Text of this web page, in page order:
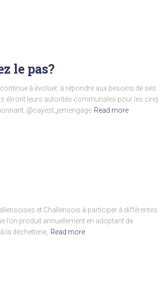
le pas?
à évoluer, à répondre aux besoins de ses
éliront leurs autorités communales pour les cinq
@cayest_jemengage Read more
et Challensois à participer à différentes
l’on produit annuellement en adoptant de
la déchetterie, Read more